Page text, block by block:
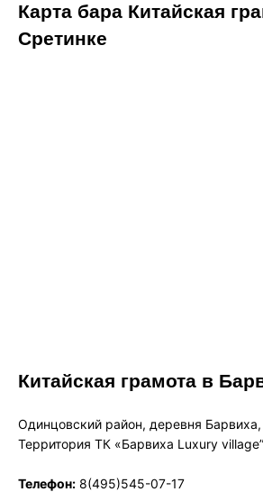
Карта бара Китайская
Сретинке
Китайская грамота в
Одинцовский район, деревня Барвиха,
Территория ТК «Барвиха Luxury village”
Телефон: 8(495)545-07-17